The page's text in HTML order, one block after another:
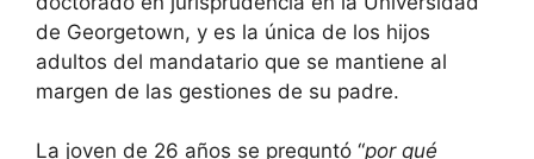
de Georgetown, y es la única de los hijos
adultos del mandatario que se mantiene al
margen de las gestiones de su padre.
La joven de 26 años se preguntó “por qué